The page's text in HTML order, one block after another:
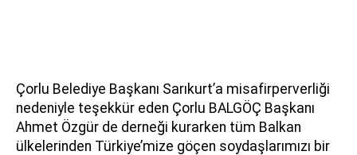
Çorlu Belediye Başkanı Sarıkurt’a misafirperverliği
nedeniyle teşekkür eden Çorlu BALGÖÇ Başkanı
Ahmet Özgür de derneği kurarken tüm Balkan
ülkelerinden Türkiye’mize göçen soydaşlarımızı bir